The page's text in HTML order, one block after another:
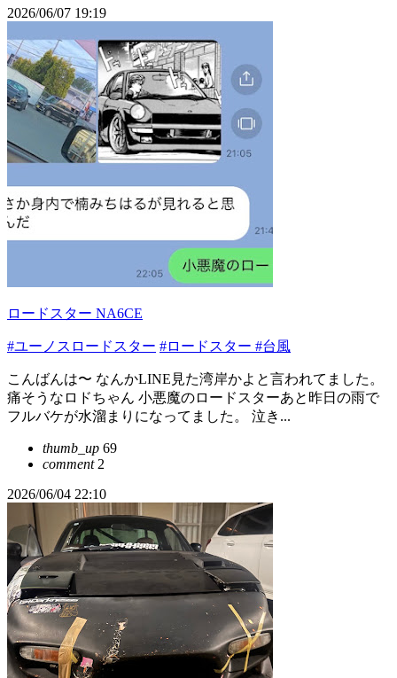
2026/06/07 19:19
ロードスター NA6CE
#ユーノスロードスター #ロードスター #台風
こんばんは〜 なんかLINE見た湾岸かよと言われてました。
痛そうなロドちゃん 小悪魔のロードスターあと昨日の雨で
フルバケが水溜まりになってました。 泣き...
thumb_up 69
comment2
2026/06/04 22:10